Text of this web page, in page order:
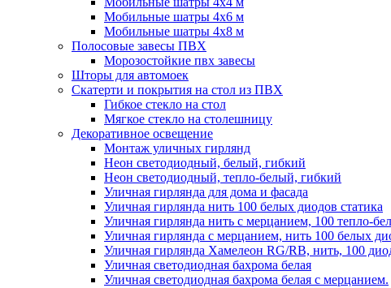
Мобильные шатры 4х6 м
Мобильные шатры 4х8 м
Полосовые завесы ПВХ
Морозостойкие пвх завесы
Шторы для автомоек
Скатерти и покрытия на стол из ПВХ
Гибкое стекло на стол
Мягкое стекло на столешницу
Декоративное освещение
Монтаж уличных гирлянд
Неон светодиодный, белый, гибкий
Неон светодиодный, тепло-белый, гибкий
Уличная гирлянда для дома и фасада
Уличная гирлянда нить 100 белых диодов статика
Уличная гирлянда нить с мерцанием, 100 тепло-
Уличная гирлянда с мерцанием, нить 100 белых
Уличная гирлянда Хамелеон RG/RB, нить, 100
Уличная светодиодная бахрома белая
Уличная светодиодная бахрома белая с мерцанием.